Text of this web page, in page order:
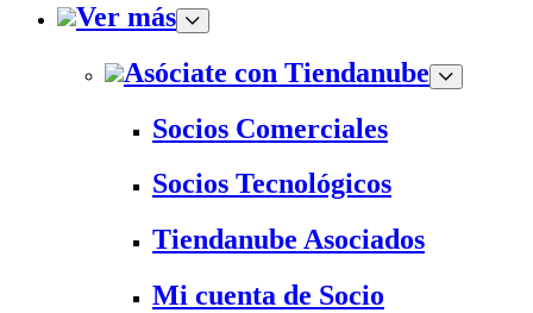
Ver más
Asóciate con Tiendanube
Socios Comerciales
Socios Tecnológicos
Tiendanube Asociados
Mi cuenta de Socio